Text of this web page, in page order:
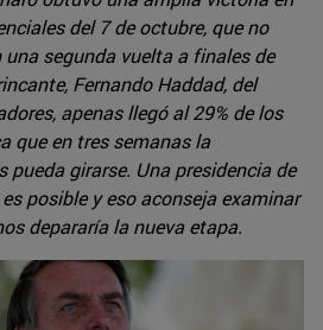
del 7 de octubre, que no
segunda vuelta a finales de
Fernando Haddad, del
apenas llegó al 29% de los
que en tres semanas la
pueda girarse. Una presidencia de
posible y eso aconseja examinar
depararía la nueva etapa.